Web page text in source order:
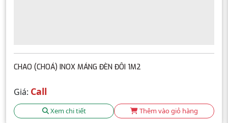
CHAO (CHOÁ) INOX MÁNG ĐÈN ĐÔI 1M2
Giá: Call
Xem chi tiết Thêm vào giỏ hàng